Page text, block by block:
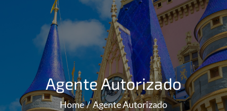
Agente Autorizado
Home Agente Autorizado